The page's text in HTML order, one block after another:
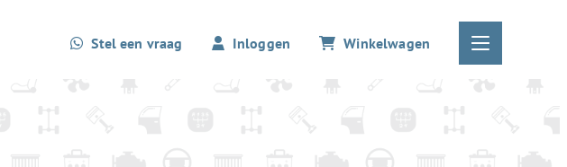
Stel een vraag Inloggen Winkelwagen